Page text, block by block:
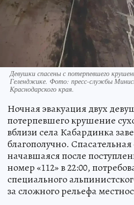
Девушки спасены с потерпевшего
Геленджике. Фото: пресс-службы
Краснодарского края.
Ночная эвакуация двух
потерпевшего крушение
вблизи села Кабардинка
благополучно.
начавшаяся после
номер «112» в 22:00,
специального
за сложного рельефа